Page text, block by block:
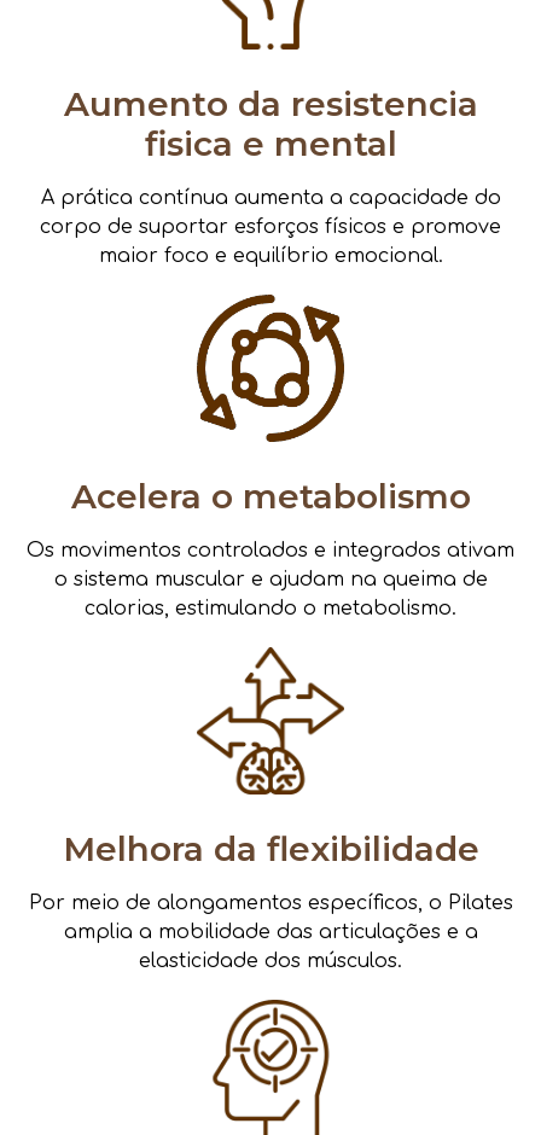
Aumento da resistencia
fisica e mental
A prática contínua aumenta a capacidade do
corpo de suportar esforços físicos e promove
maior foco e equilíbrio emocional.
Acelera o metabolismo
Os movimentos controlados e integrados ativam
o sistema muscular e ajudam na queima de
calorias, estimulando o metabolismo.
Melhora da flexibilidade
Por meio de alongamentos específicos, o Pilates
amplia a mobilidade das articulações e a
elasticidade dos músculos.